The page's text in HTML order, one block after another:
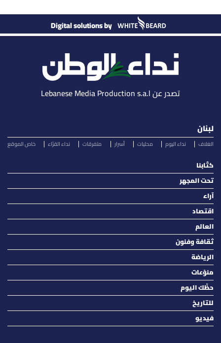
Digital solutions by
تصدر عن Lebanese Media Production s.a.l
لبنان
الغلاف نداء اليوم محليات أسرار متفرقات نداء القرّاء خاص الموقع
كتّابنا
تحت المجهر
آراء
اقتصاد
العالم
ثقافة وفنون
الرياضة
منوّعات
حظّك اليوم
للتاريخ
فيديو